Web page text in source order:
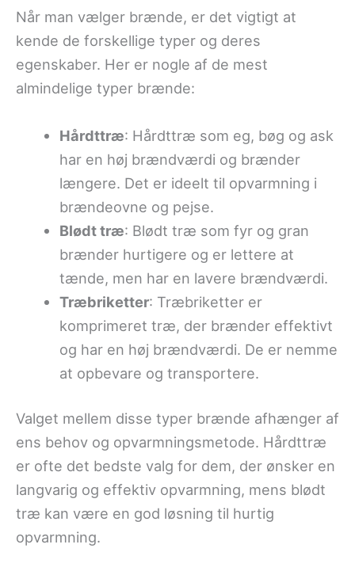
Når man vælger brænde, er det vigtigt at
kende de forskellige typer og deres
egenskaber. Her er nogle af de mest
almindelige typer brænde:
Hårdttræ: Hårdttræ som eg, bøg og ask
har en høj brændværdi og brænder
længere. Det er ideelt til opvarmning i
brændeovne og pejse.
Blødt træ: Blødt træ som fyr og gran
brænder hurtigere og er lettere at
tænde, men har en lavere brændværdi.
Træbriketter: Træbriketter er
komprimeret træ, der brænder effektivt
og har en høj brændværdi. De er nemme
at opbevare og transportere.
Valget mellem disse typer brænde afhænger af
ens behov og opvarmningsmetode. Hårdttræ
er ofte det bedste valg for dem, der ønsker en
langvarig og effektiv opvarmning, mens blødt
træ kan være en god løsning til hurtig
opvarmning.